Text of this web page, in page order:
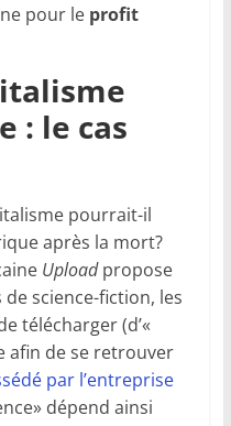
pour le profit
: le cas
pourrait-il
après la mort?
Uploadpropose
science-fiction, les
télécharger (d’«
afin de se retrouver
par l’entreprise
dépend ainsi